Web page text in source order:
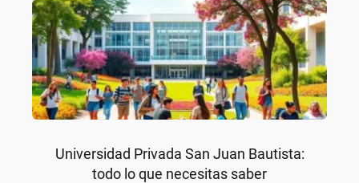
Universidad Privada San Juan Bautista:
todo lo que necesitas saber